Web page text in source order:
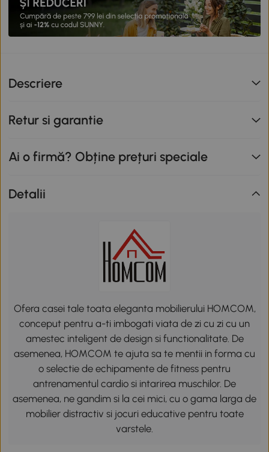
Descriere
Retur si garantie
Ai o firmă? Obține prețuri speciale
Detalii
Ofera casei tale toata eleganta mobilierului HOMCOM,
conceput pentru a-ti imbogati viata de zi cu zi cu un
amestec inteligent de design si functionalitate. De
asemenea, HOMCOM te ajuta sa te mentii in forma cu
o selectie de echipamente de fitness pentru
antrenamentul cardio si intarirea muschilor. De
asemenea, ne gandim si la cei mici, cu o gama larga de
mobilier distractiv si jocuri educative pentru toate
varstele.